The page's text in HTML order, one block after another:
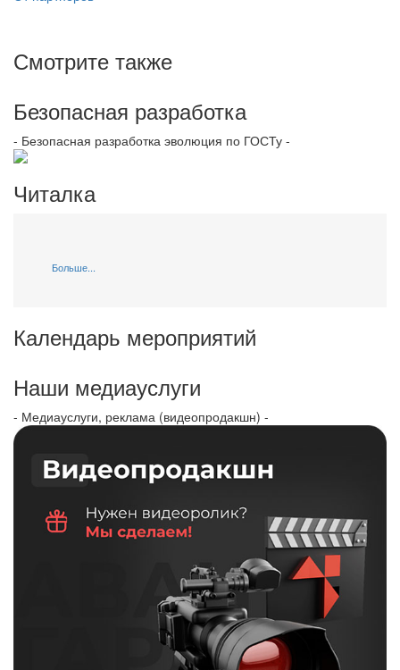
Смотрите также
Безопасная разработка
- Безопасная разработка эволюция по ГОСТу -
Читалка
Больше...
Календарь мероприятий
Наши медиауслуги
- Медиауслуги, реклама (видеопродакшн) -